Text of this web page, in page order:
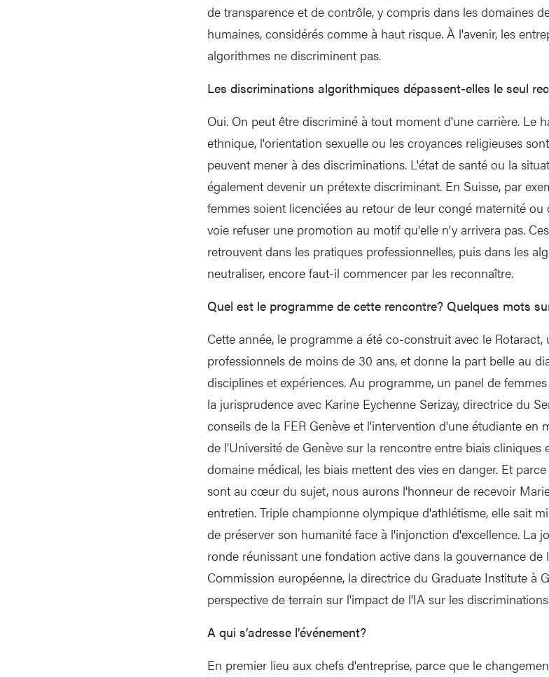
de transparence et de contrôle, y compris dans les domaines
humaines, considérés comme à haut risque. À l'avenir, les
algorithmes ne discriminent pas.
Les discriminations algorithmiques dépassent-elles le seul
Oui. On peut être discriminé à tout moment d'une carrière. Le
ethnique, l'orientation sexuelle ou les croyances religieuses
peuvent mener à des discriminations. L'état de santé ou la
également devenir un prétexte discriminant. En Suisse, par
femmes soient licenciées au retour de leur congé maternité
voie refuser une promotion au motif qu'elle n'y arrivera pas.
retrouvent dans les pratiques professionnelles, puis dans les
neutraliser, encore faut-il commencer par les reconnaître.
Quel est le programme de cette rencontre? Quelques mots
Cette année, le programme a été co-construit avec le Rotaract,
professionnels de moins de 30 ans, et donne la part belle au
disciplines et expériences. Au programme, un panel de
la jurisprudence avec Karine Eychenne Serizay, directrice du
conseils de la FER Genève et l'intervention d'une étudiante en
de l'Université de Genève sur la rencontre entre biais cliniques
domaine médical, les biais mettent des vies en danger. Et
sont au cœur du sujet, nous aurons l'honneur de recevoir
entretien. Triple championne olympique d'athlétisme, elle sait
de préserver son humanité face à l'injonction d'excellence. La
ronde réunissant une fondation active dans la gouvernance
Commission européenne, la directrice du Graduate Institute à
perspective de terrain sur l'impact de l'IA sur les
A qui s’adresse l’événement?
En premier lieu aux chefs d'entreprise, parce que le